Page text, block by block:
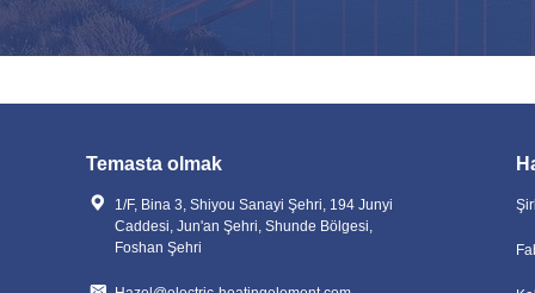
Temasta olmak
1/F, Bina 3, Shiyou Sanayi Şehri, 194 Junyi
Caddesi, Jun'an Şehri, Shunde Bölgesi,
Foshan Şehri